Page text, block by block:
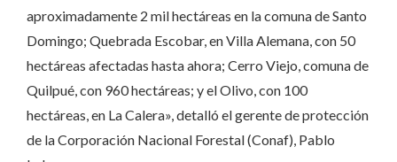
aproximadamente 2 mil hectáreas en la comuna de Santo
Domingo; Quebrada Escobar, en Villa Alemana, con 50
hectáreas afectadas hasta ahora; Cerro Viejo, comuna de
Quilpué, con 960 hectáreas; y el Olivo, con 100
hectáreas, en La Calera», detalló el gerente de protección
de la Corporación Nacional Forestal (Conaf), Pablo